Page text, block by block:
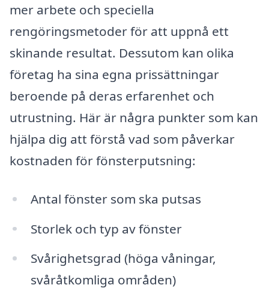
mer arbete och speciella
rengöringsmetoder för att uppnå ett
skinande resultat. Dessutom kan olika
företag ha sina egna prissättningar
beroende på deras erfarenhet och
utrustning. Här är några punkter som kan
hjälpa dig att förstå vad som påverkar
kostnaden för fönsterputsning:
Antal fönster som ska putsas
Storlek och typ av fönster
Svårighetsgrad (höga våningar,
svåråtkomliga områden)